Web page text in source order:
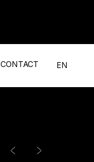
CONTACT EN